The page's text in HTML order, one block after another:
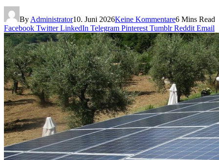
By Administrator10. Juni 2026Keine Kommentare6 Mins Read
Facebook Twitter LinkedIn Telegram Pinterest Tumblr Reddit Email